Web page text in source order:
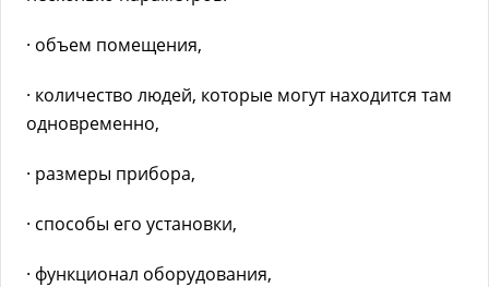
· объем помещения,
· количество людей, которые могут находится там
одновременно,
· размеры прибора,
· способы его установки,
· функционал оборудования,